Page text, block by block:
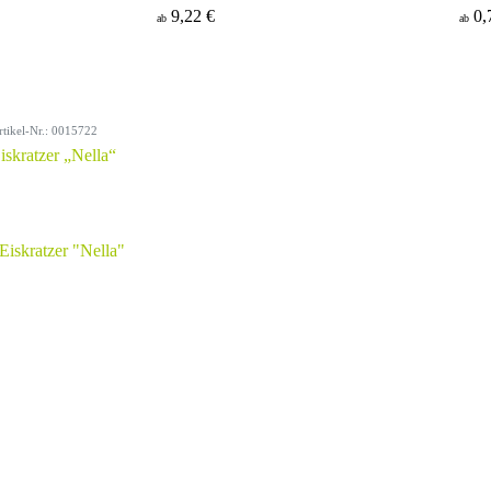
ab 9,22 € ab
Nr.: 0015722
„Nella“